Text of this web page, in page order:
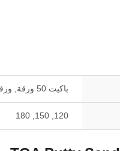
باكيت 50 ورقة, ورقة
120, 150, 180